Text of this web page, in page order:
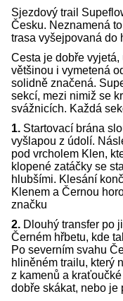
Sjezdový trail
Česku. Neznamená
trasa vyšejpovaná do
Cesta je dobře
většinou i vymetená
solidně značená.
sekcí, mezi nimiž se
svážnicích. Každá
1. Startovací brána
vyšlapou z údolí.
pod vrcholem Klen,
klopené zatáčky se
hlubšími. Klesání
Klenem a Černou
značku
2. Dlouhý transfer po
Černém hřbetu, kde
Po severním svahu
hliněném trailu, který
z kamenů a
dobře skákat, nebo je